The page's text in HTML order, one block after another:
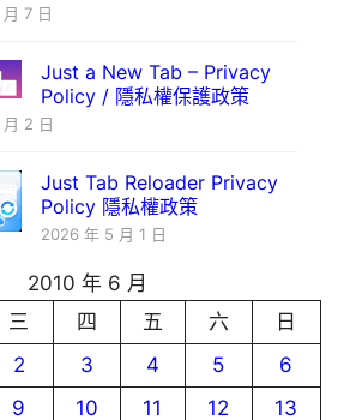
7 日
Just a New Tab – Privacy
Policy / 隱私權保護政策
2 日
Just Tab Reloader Privacy
Policy 隱私權政策
2026 年 5 月 1 日
2010 年 6 月
三 四 五 六
日
2 3 4 5
6
9 10 11 12 13